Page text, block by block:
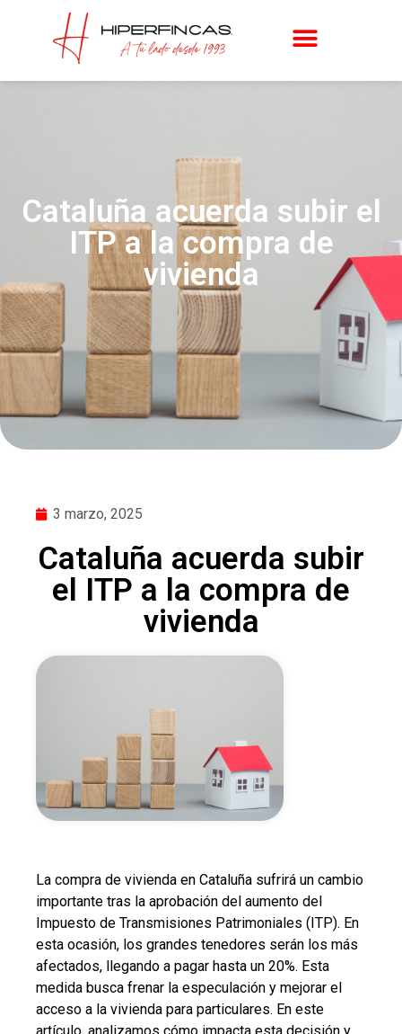
Cataluña acuerda subir el
ITP a la compra de
vivienda
3 marzo, 2025
Cataluña acuerda subir
el ITP a la compra de
vivienda
La compra de vivienda en Cataluña sufrirá un cambio
importante tras la aprobación del aumento del
Impuesto de Transmisiones Patrimoniales (ITP). En
esta ocasión, los grandes tenedores serán los más
afectados, llegando a pagar hasta un 20%. Esta
medida busca frenar la especulación y mejorar el
acceso a la vivienda para particulares. En este